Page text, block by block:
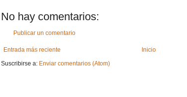
No hay comentarios:
Publicar un comentario
Entrada más reciente
Inicio
Suscribirse a: Enviar comentarios (Atom)